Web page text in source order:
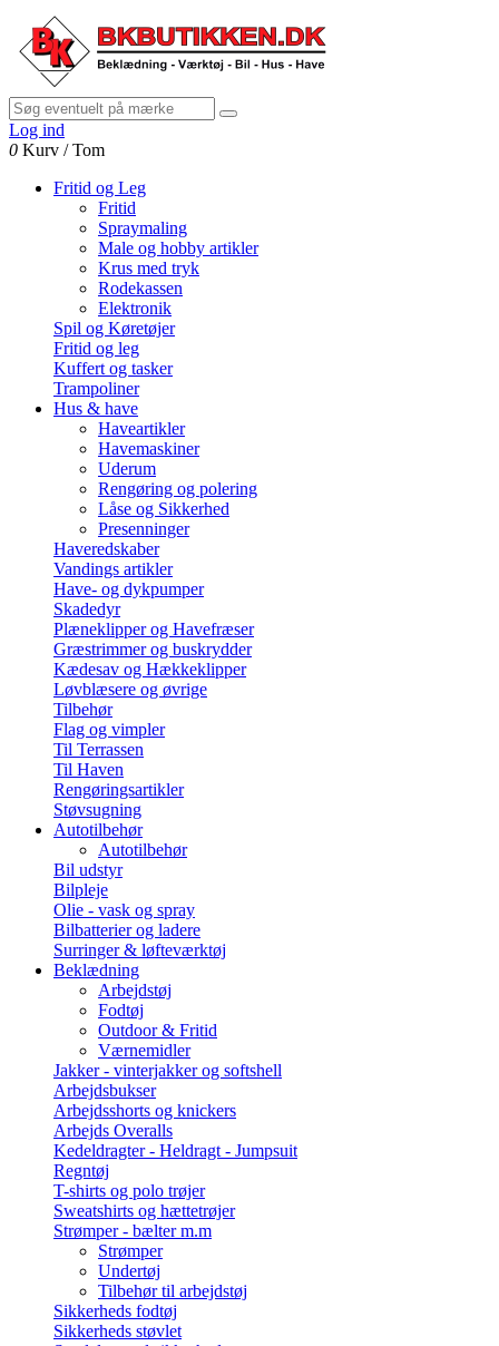
Log ind
0 Kurv /Tom
Fritid og Leg
Fritid
Spraymaling
Male og hobby artikler
Krus med tryk
Rodekassen
Elektronik
Spil og Køretøjer
Fritid og leg
Kuffert og tasker
Trampoliner
Hus & have
Haveartikler
Havemaskiner
Uderum
Rengøring og polering
Låse og Sikkerhed
Presenninger
Haveredskaber
Vandings artikler
Have- og dykpumper
Skadedyr
Plæneklipper og Havefræser
Græstrimmer og buskrydder
Kædesav og Hækkeklipper
Løvblæsere og øvrige
Tilbehør
Flag og vimpler
Til Terrassen
Til Haven
Rengøringsartikler
Støvsugning
Autotilbehør
Autotilbehør
Bil udstyr
Bilpleje
Olie - vask og spray
Bilbatterier og ladere
Surringer & løfteværktøj
Beklædning
Arbejdstøj
Fodtøj
Outdoor & Fritid
Værnemidler
Jakker - vinterjakker og softshell
Arbejdsbukser
Arbejdsshorts og knickers
Arbejds Overalls
Kedeldragter - Heldragt - Jumpsuit
Regntøj
T-shirts og polo trøjer
Sweatshirts og hættetrøjer
Strømper - bælter m.m
Strømper
Undertøj
Tilbehør til arbejdstøj
Sikkerheds fodtøj
Sikkerheds støvlet